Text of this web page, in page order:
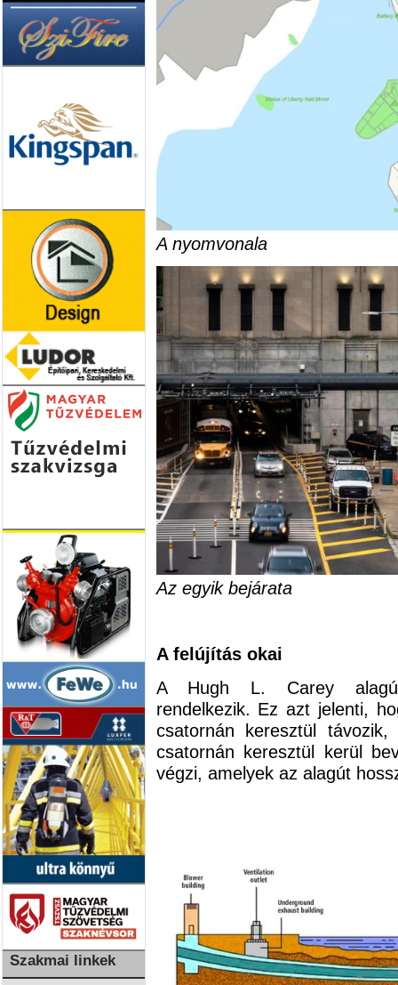
Szakmai linkek
A nyomvonala
Az egyik bejárata
A felújítás okai
A Hugh L. Carey alagút
rendelkezik. Ez azt jelenti,
csatornán keresztül
csatornán keresztül kerül
végzi, amelyek az alagút